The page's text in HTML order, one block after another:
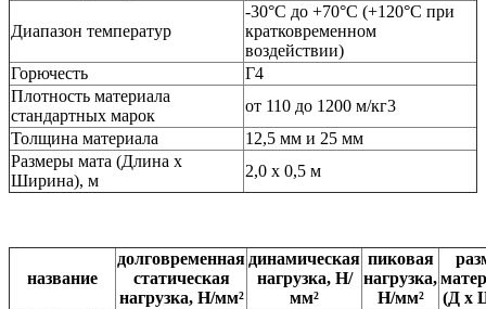
Диапазон температур
-30°С до +70°С (+120°С при
кратковременном
воздействии)
Горючесть
Г4
Плотность материала
стандартных марок
от 110 до 1200 м/кг3
Толщина материала
12,5 мм и 25 мм
Размеры мата (Длина х
Ширина), м
2,0 х 0,5 м
название
долговременная
статическая
нагрузка, Н/мм²
динамическая
нагрузка, Н/
мм²
пиковая
нагрузка,
Н/мм²
(Д х